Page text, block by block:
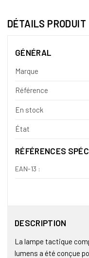
DÉTAILS PRODUIT
GÉNÉRAL
Marque
Référence
En stock
État
RÉFÉRENCES
EAN-13 :
DESCRIPTION
La lampe tactique
lumens a été conçue